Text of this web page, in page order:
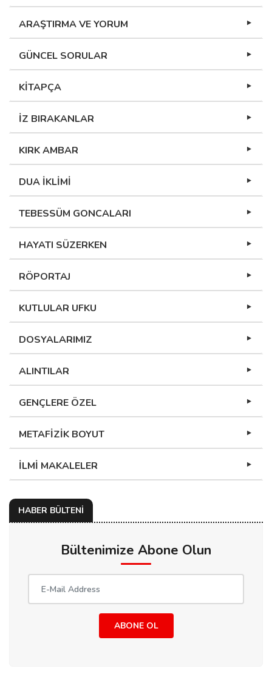
ARAŞTIRMA VE YORUM
GÜNCEL SORULAR
KİTAPÇA
İZ BIRAKANLAR
KIRK AMBAR
DUA İKLİMİ
TEBESSÜM GONCALARI
HAYATI SÜZERKEN
RÖPORTAJ
KUTLULAR UFKU
DOSYALARIMIZ
ALINTILAR
GENÇLERE ÖZEL
METAFİZİK BOYUT
İLMİ MAKALELER
HABER BÜLTENİ
Bültenimize Abone Olun
ABONE OL